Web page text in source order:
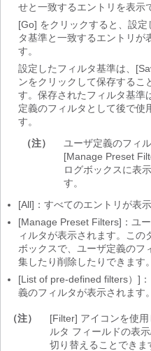
せと一致するエントリを表示
[Go] をクリックすると、設定
タ基準と一致するエントリが
す。
設定したフィルタ基準は、
ンをクリックして保存するこ
す。保存されたフィルタ基準
定義のフィルタとして後で使
す。
（注）
ユーザ定義のフィ
[Manage Preset
ログボックスに表
す。
[All] ：すべてのエントリが表
[Manage Preset Filters] ：ユ
ィルタが表示されます。この
ボックスで、ユーザ定義のフ
集したり削除したりできます。
[List of pre-defined filters）]
義のフィルタが表示されます。
（注） [Filter] アイコンを使用
ルタ フィールドの表
切り替えることできま